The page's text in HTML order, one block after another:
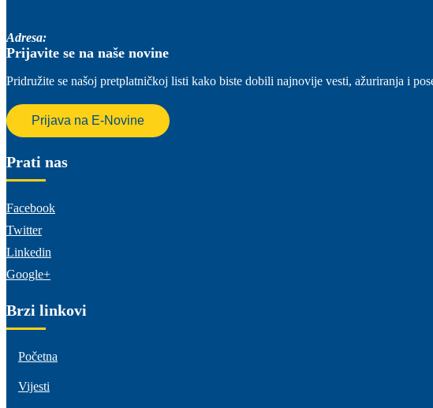
Adresa:
Prijavite se na naše novine
Pridružite se našoj pretplatničkoj listi kako biste dobili najnovije vesti, ažuriranja i
Prijava na E-Novine
Prati nas
Facebook
Twitter
Linkedin
Google+
Brzi linkovi
Početna
Vijesti